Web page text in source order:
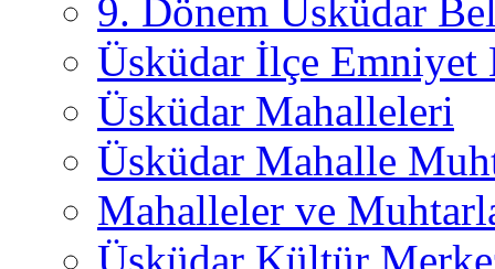
9. Dönem Üsküdar
Üsküdar İlçe
Üsküdar Mahalleleri
Üsküdar Mahalle
Mahalleler ve